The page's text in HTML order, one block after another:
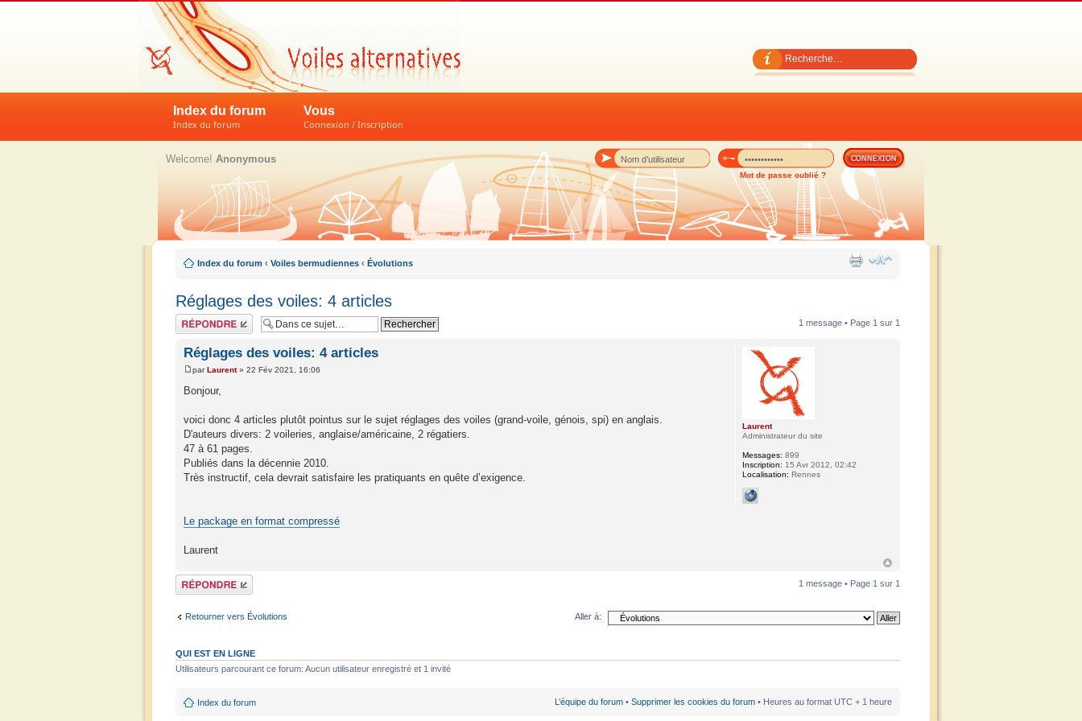
Index du forum
Index du forum
Vous
Connexion / Inscription
Mot de passe oublié ?
Welcome! Anonymous
Index du forum ‹ Voiles bermudiennes ‹ Évolutions
Réglages des voiles: 4 articles
Répondre 1 message • Page 1 sur 1
Réglages des voiles: 4 articles
parLaurent» 22 Fév 2021, 16:06
Bonjour,
voici donc 4 articles plutôt pointus sur le sujet réglages des voiles (grand-voile, génois, spi) en anglais.
D'auteurs divers: 2 voileries, anglaise/américaine, 2 régatiers.
47 à 61 pages.
Publiés dans la décennie 2010.
Très instructif, cela devrait satisfaire les pratiquants en quête d’exigence.
Le package en format compressé
Laurent
Laurent
Administrateur du site
Messages: 899
Inscription: 15 Avr 2012, 02:42
Localisation: Rennes
Répondre 1 message • Page 1 sur 1
Retourner vers Évolutions Aller à:
QUI EST EN LIGNE
Utilisateurs parcourant ce forum: Aucun utilisateur enregistré et 1 invité
Index du forum L’équipe du forum • Supprimer les cookies du forum • Heures au format UTC + 1 heure